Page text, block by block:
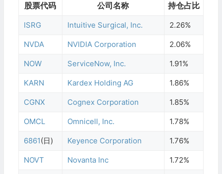
股票代码 公司名称 持仓占比
ISRG Intuitive Surgical, Inc. 2.26%
NVDA NVIDIA Corporation 2.06%
NOW ServiceNow, Inc. 1.91%
KARN Kardex Holding AG 1.86%
CGNX Cognex Corporation 1.85%
OMCL Omnicell, Inc. 1.78%
6861(日) Keyence Corporation 1.76%
NOVT Novanta Inc 1.72%